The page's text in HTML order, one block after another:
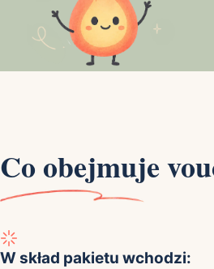
Co obejmuje
W skład pakietu wchodzi: